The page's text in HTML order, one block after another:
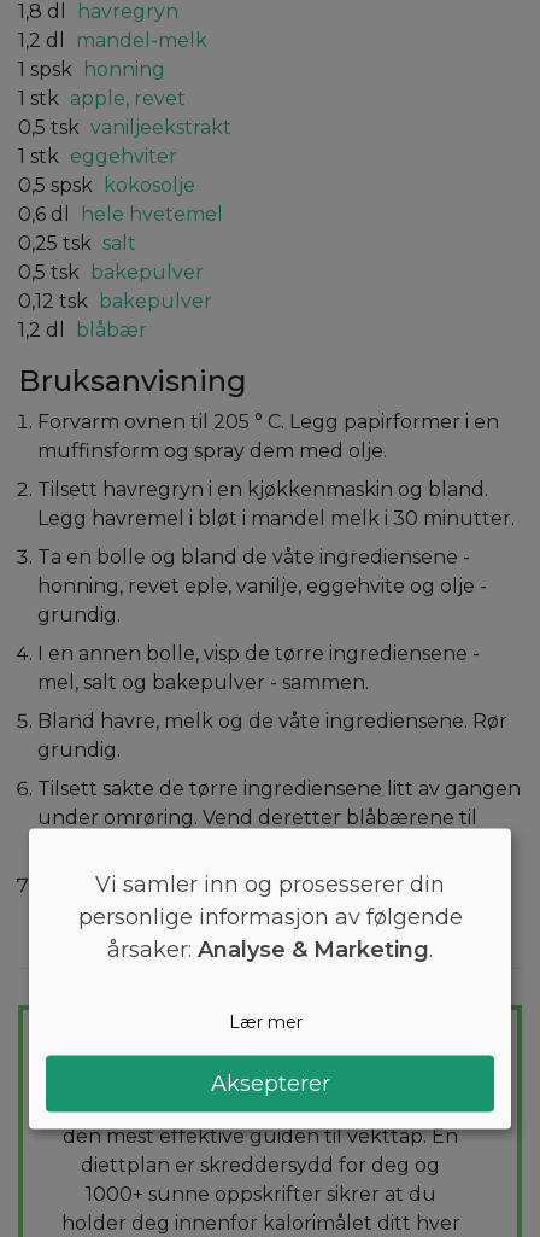
1,8 dl
havregryn
1,2 dl
mandel-melk
1 spsk
honning
1 stk apple, revet
0,5 tsk vaniljeekstrakt
1 stk eggehviter
0,5 spsk
kokosolje
0,6 dl
hele hvetemel
0,25 tsk salt
0,5 tsk
bakepulver
0,12 tsk
bakepulver
1,2 dl blåbær
Bruksanvisning
Forvarm ovnen til 205 ° C. Legg papirformer i en
muffinsform og spray dem med olje.
Tilsett havregryn i en kjøkkenmaskin og bland.
Legg havremel i bløt i mandel melk i 30 minutter.
Ta en bolle og bland de våte ingrediensene -
honning, revet eple, vanilje, eggehvite og olje -
grundig.
I en annen bolle, visp de tørre ingrediensene -
mel, salt og bakepulver - sammen.
Bland havre, melk og de våte ingrediensene. Rør
grundig.
Tilsett sakte de tørre ingrediensene litt av gangen
under omrøring. Vend deretter blåbærene til
Skje deigen i muffinsformen. Stek i 22-24
minutter. Værsågod!
Skreddersydd diettplan
Vil du gå ned noen kilo? Med Arono får du
den mest effektive guiden til vekttap. En
diettplan er skreddersydd for deg og
1000+ sunne oppskrifter sikrer at du
holder deg innenfor kalorimålet ditt hver
Vi samler inn og prosesserer din
personlige informasjon av følgende
årsaker: Analyse & Marketing.
Lær mer
Aksepterer